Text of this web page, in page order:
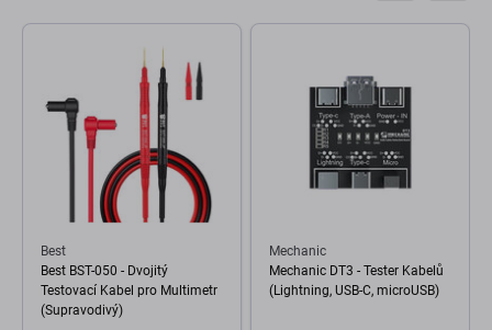
Best
Best BST-050 - Dvojitý
Testovací Kabel pro Multimetr
(Supravodivý)
Mechanic
Mechanic DT3 - Tester Kabelů
(Lightning, USB-C, microUSB)